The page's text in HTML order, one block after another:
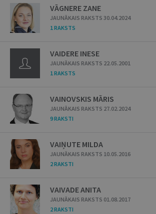
VĀGNERE ZANE
JAUNĀKAIS RAKSTS 30.04.2024
1 RAKSTS
VAIDERE INESE
JAUNĀKAIS RAKSTS 22.05.2001
1 RAKSTS
VAINOVSKIS MĀRIS
JAUNĀKAIS RAKSTS 27.02.2024
9 RAKSTI
VAIŅUTE MILDA
JAUNĀKAIS RAKSTS 10.05.2016
2 RAKSTI
VAIVADE ANITA
JAUNĀKAIS RAKSTS 01.08.2017
2 RAKSTI